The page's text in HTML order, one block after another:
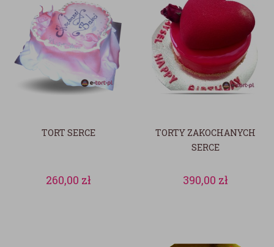
TORT SERCE
260,00 zł
TORTY ZAKOCHANYCH
SERCE
390,00 zł